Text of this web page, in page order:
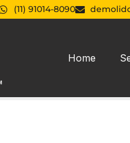
(11) 91014-8090
Home